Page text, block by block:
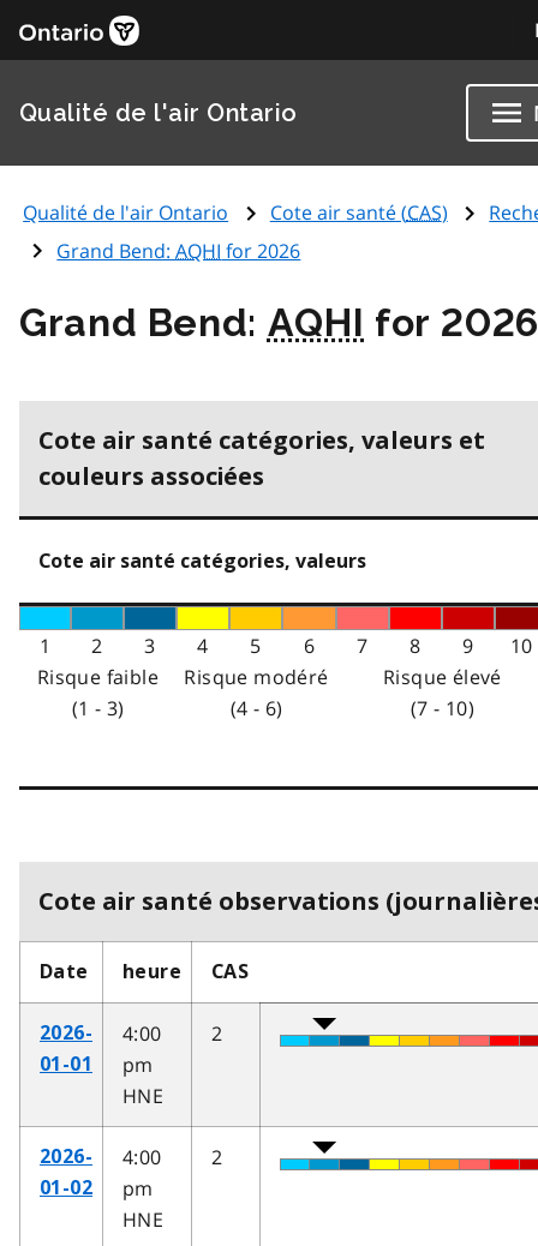
Qualité de l'air Ontario
Qualité de l'air Ontario Cote air santé (CAS)
Grand Bend:AQHI for 2026
Grand Bend: AQHI for
Cote air santé catégories, valeurs et
couleurs associées
Cote air santé catégories, valeurs
1 2 3 4 5 6 7 8 9
10
Risque faible
(1 - 3)
Risque modéré
(4 - 6)
Risque élevé
(7 - 10)
Cote air santé observations
Date heure CAS
2026-
01-01
4:00
pm
HNE
2
2026-
01-02
4:00
pm
HNE
2